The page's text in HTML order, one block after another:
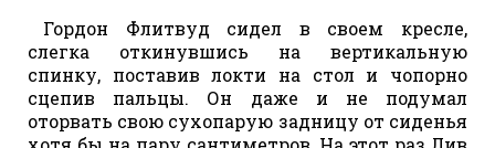
Гордон Флитвуд сидел в своем кресле,
слегка откинувшись на вертикальную
спинку, поставив локти на стол и чопорно
сцепив пальцы. Он даже и не подумал
оторвать свою сухопарую задницу от сиденья